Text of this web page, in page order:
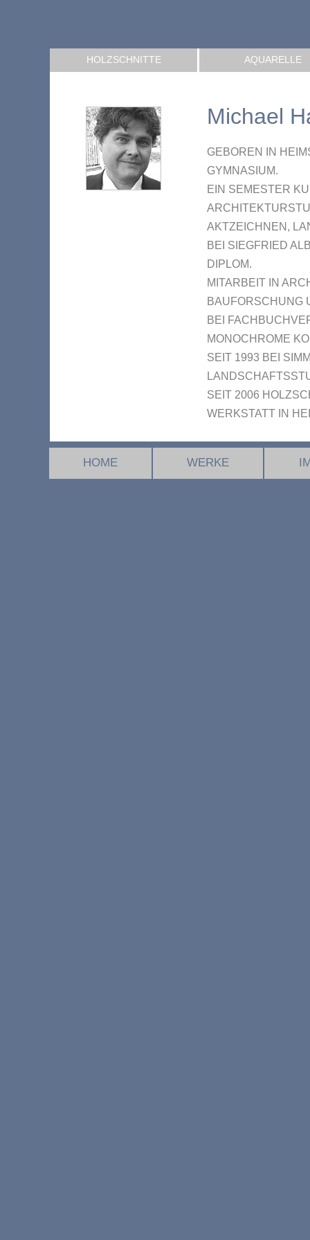
HOLZSCHNITTE AQUARELLE
Michael
GEBOREN IN
GYMNASIUM.
EIN SEMESTER
AKTZEICHNEN,
BEI SIEGFRIED
DIPLOM.
MITARBEIT IN
BAUFORSCHUNG
BEI
MONOCHROME
SEIT 1993 BEI
SEIT 2006
WERKSTATT IN
HOME WERKE